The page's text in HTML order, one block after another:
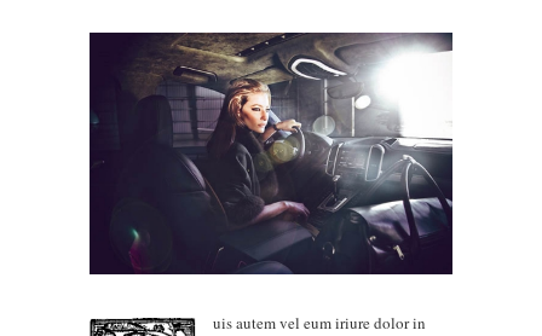
uis autem vel eum iriure dolor in